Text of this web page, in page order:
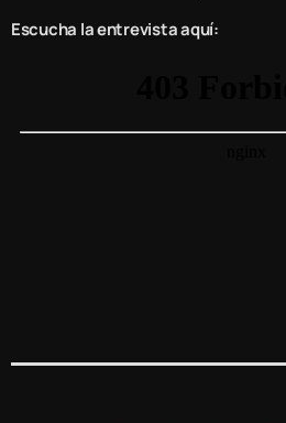
Escucha la entrevista aquí: